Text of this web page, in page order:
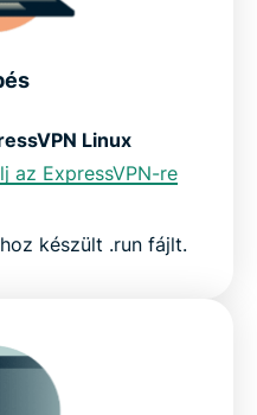
Linux
az ExpressVPN-re
készült .run fájlt.